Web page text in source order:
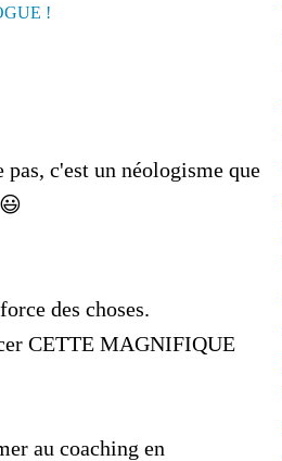
c'est un néologisme que
des choses.
CETTE MAGNIFIQUE
au coaching en